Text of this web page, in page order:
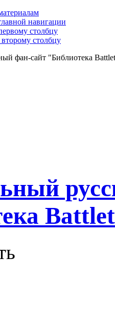
навигации
столбцу
столбцу